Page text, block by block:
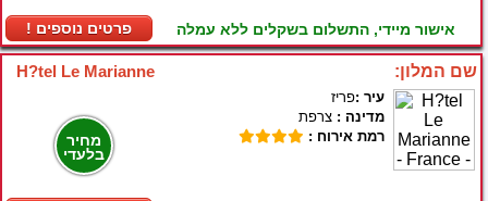
! פרטים נוספים אישור מיידי, התשלום בשקלים ללא עמלה
H?tel Le Marianne שם המלון:
מחיר
בלעדי
עיר :פריז
מדינה : צרפת
רמת אירוח :